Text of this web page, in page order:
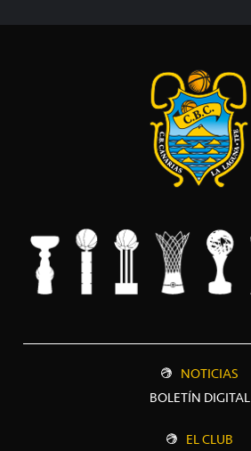
NOTICIAS
BOLETÍN DIGITAL
EL CLUB